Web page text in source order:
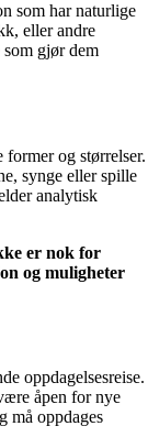
som har naturlige
eller andre
gjør dem
og størrelser.
synge eller spille
analytisk
er nok for
og muligheter
oppdagelsesreise.
åpen for nye
må oppdages